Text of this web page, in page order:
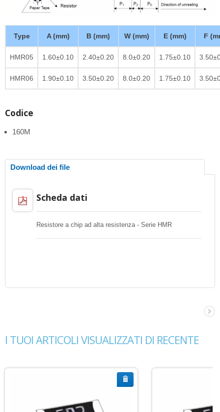
Type A (mm) B (mm) W (mm) E (mm) F
HMR05 1.60±0.10 2.40±0.20 8.0±0.20 1.75±0.10
HMR06 1.90±0.10 3.50±0.20 8.0±0.20 1.75±0.10
Codice
160M
Download dei file
Scheda dati
Resistore a chip ad alta resistenza - Serie HMR
I TUOI ARTICOLI VISUALIZZATI DI RECENTE